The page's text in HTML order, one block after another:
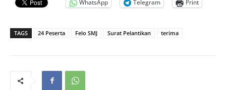
WhatsApp Telegram Print
TAGS 24 Peserta Felo SMJ Surat Pelantikan terima